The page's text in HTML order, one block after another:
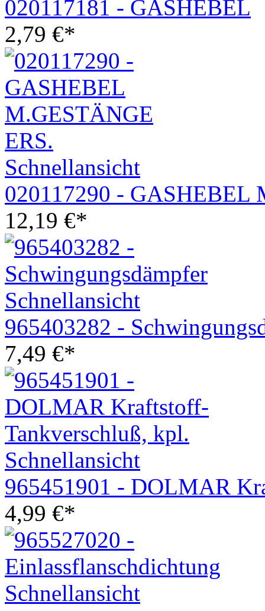
020117181 - GASHEBEL
2,79 €*
Schnellansicht
020117290 - GASHEBEL
12,19 €*
Schnellansicht
965403282 -
7,49 €*
Schnellansicht
965451901 - DOLMAR
4,99 €*
Schnellansicht